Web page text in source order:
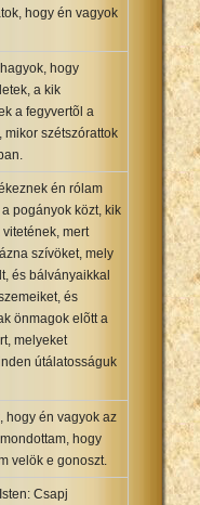
hogy én vagyok
hogy
a kik
a fegyvertõl a
mikor szétszórattok
én rólam
pogányok közt, kik
mert
szívöket, mely
és bálványaikkal
és
önmagok elõtt a
melyeket
útálatosságuk
hogy én vagyok az
hogy
velök e gonoszt.
Csapj